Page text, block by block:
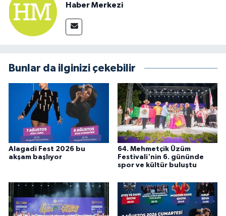
Haber Merkezi
Bunlar da ilginizi çekebilir
Alagadi Fest 2026 bu
akşam başlıyor
64. Mehmetçik Üzüm
Festivali'nin 6. gününde
spor ve kültür buluştu